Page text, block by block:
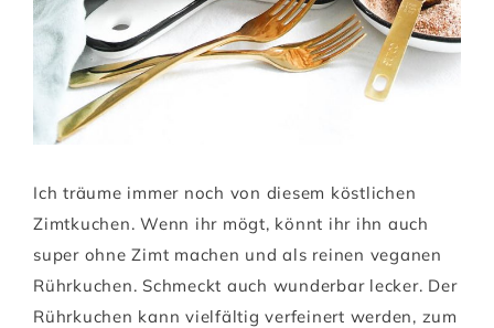
Ich träume immer noch von diesem köstlichen
Zimtkuchen. Wenn ihr mögt, könnt ihr ihn auch
super ohne Zimt machen und als reinen veganen
Rührkuchen. Schmeckt auch wunderbar lecker. Der
Rührkuchen kann vielfältig verfeinert werden, zum